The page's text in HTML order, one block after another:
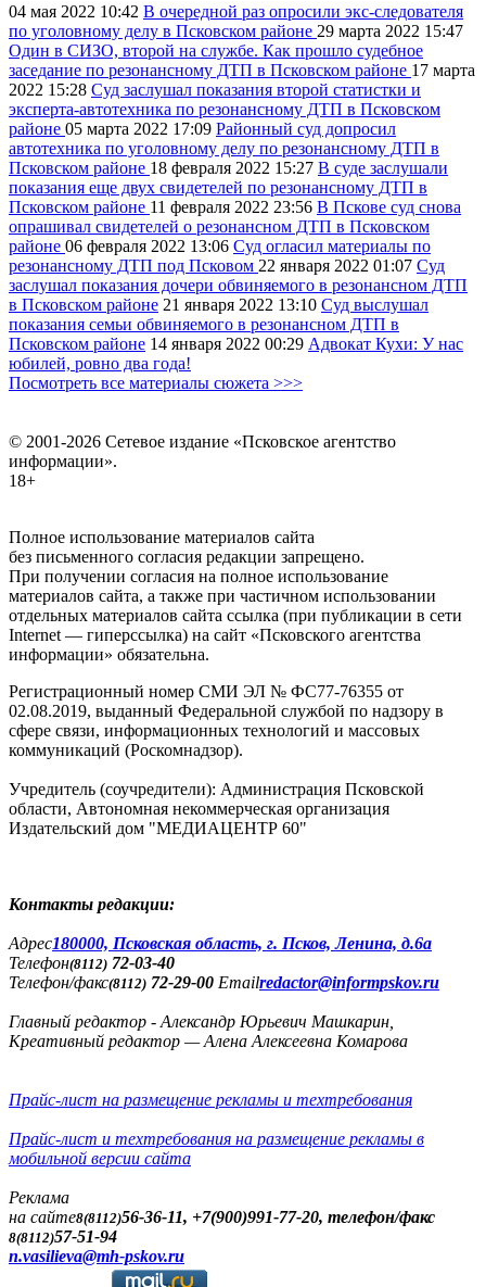
04 мая 2022 10:42 В очередной раз опросили экс-следователя
по уголовному делу в Псковском районе 29 марта 2022 15:47
Один в СИЗО, второй на службе. Как прошло судебное
заседание по резонансному ДТП в Псковском районе 17 марта
2022 15:28 Суд заслушал показания второй статистки и
эксперта-автотехника по резонансному ДТП в Псковском
районе 05 марта 2022 17:09 Районный суд допросил
автотехника по уголовному делу по резонансному ДТП в
Псковском районе 18 февраля 2022 15:27 В суде заслушали
показания еще двух свидетелей по резонансному ДТП в
Псковском районе 11 февраля 2022 23:56 В Пскове суд снова
опрашивал свидетелей о резонансном ДТП в Псковском
районе 06 февраля 2022 13:06 Суд огласил материалы по
резонансному ДТП под Псковом 22 января 2022 01:07 Суд
заслушал показания дочери обвиняемого в резонансном ДТП
в Псковском районе 21 января 2022 13:10 Суд выслушал
показания семьи обвиняемого в резонансном ДТП в
Псковском районе 14 января 2022 00:29 Адвокат Кухи: У нас
юбилей, ровно два года!
Посмотреть все материалы сюжета >>>
© 2001-2026 Сетевое издание «Псковское агентство
информации».
18+
Полное использование материалов сайта
без письменного согласия редакции запрещено.
При получении согласия на полное использование
материалов сайта, а также при частичном использовании
отдельных материалов сайта ссылка (при публикации в сети
Internet — гиперссылка) на сайт «Псковского агентства
информации» обязательна.
Регистрационный номер СМИ ЭЛ № ФС77-76355 от
02.08.2019, выданный Федеральной службой по надзору в
сфере связи, информационных технологий и массовых
коммуникаций (Роскомнадзор).
Учредитель (соучредители): Администрация Псковской
области, Автономная некоммерческая организация
Издательский дом "МЕДИАЦЕНТР 60"
Контакты редакции:
Адреc180000, Псковская область, г. Псков, Ленина, д.6а
Телефон(8112) 72-03-40
Телефон/факс(8112) 72-29-00 Emailredactor@informpskov.ru
Главный редактор - Александр Юрьевич Машкарин,
Креативный редактор — Алена Алексеевна Комарова
Прайс-лист на размещение рекламы и техтребования
Прайс-лист и техтребования на размещение рекламы в
мобильной версии сайта
Реклама
на сайте8(8112)56-36-11, +7(900)991-77-20, телефон/факс
8(8112)57-51-94
n.vasilieva@mh-pskov.ru